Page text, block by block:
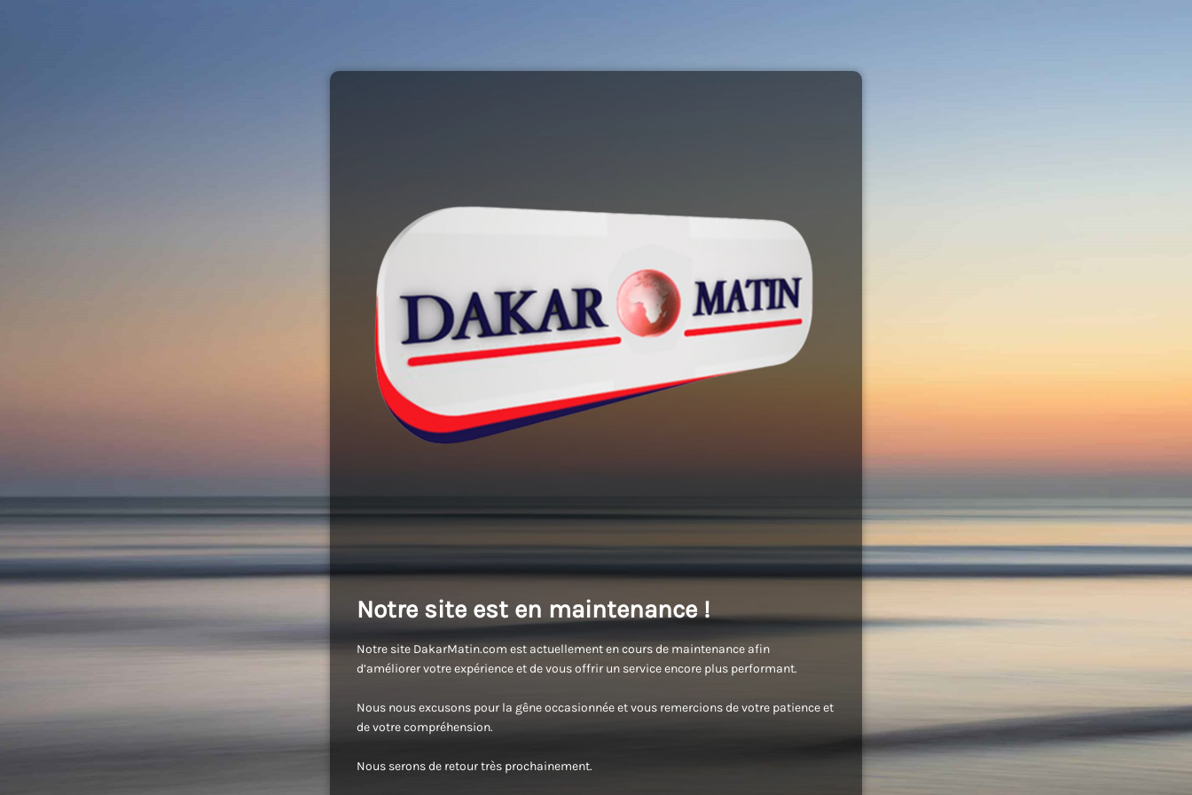
Notre site est en maintenance !
Notre site DakarMatin.com est actuellement en cours de maintenance afin
d’améliorer votre expérience et de vous offrir un service encore plus performant.
Nous nous excusons pour la gêne occasionnée et vous remercions de votre patience et
de votre compréhension.
Nous serons de retour très prochainement.